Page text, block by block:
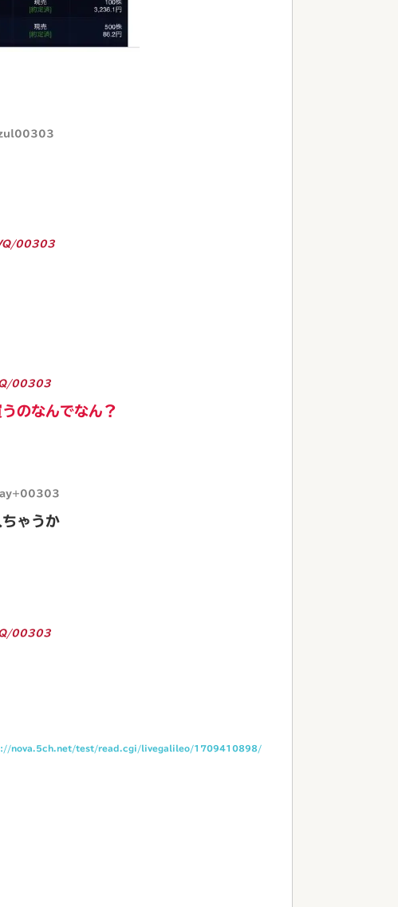
00303
00303
のなんでなん？
ゃうか
00303
nova.5ch.net/test/read.cgi/livegalileo/1709410898/